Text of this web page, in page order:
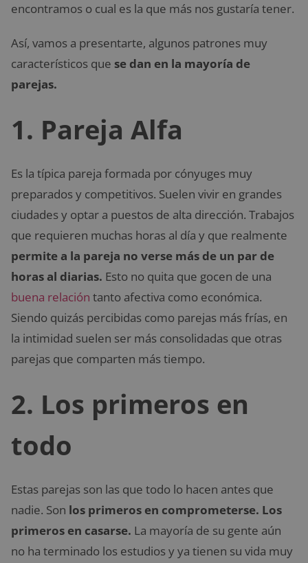
encontramos o cual es la que más nos gustaría tener.
Así, vamos a presentarte, algunos patrones muy
característicos que se dan en la mayoría de
parejas.
1. Pareja Alfa
Es la típica pareja formada por cónyuges muy
preparados y competitivos. Suelen vivir en grandes
ciudades y optar a puestos de alta dirección. Trabajos
que requieren muchas horas al día y que realmente
permite a la pareja no verse más de un par de
horas al diarias. Esto no quita que gocen de una
buena relación tanto afectiva como económica.
Siendo quizás percibidas como parejas más frías, en
la intimidad suelen ser más consolidadas que otras
parejas que comparten más tiempo.
2. Los primeros en
todo
Estas parejas son las que todo lo hacen antes que
nadie. Son los primeros en comprometerse. Los
primeros en casarse. La mayoría de su gente aún
no ha terminado los estudios y ya tienen su vida muy